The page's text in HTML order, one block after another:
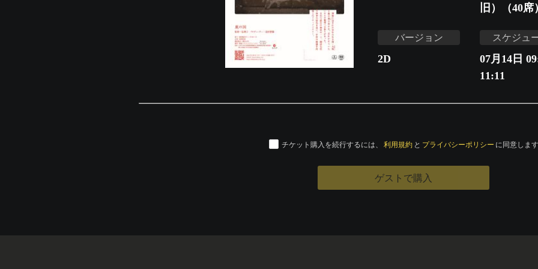
旧）（40席
バージョン
2D
スケジュ
07月14日
11:11
チケット購入を続行するには、 利用規約 と プライバシーポリシー に同意します
ゲストで購入